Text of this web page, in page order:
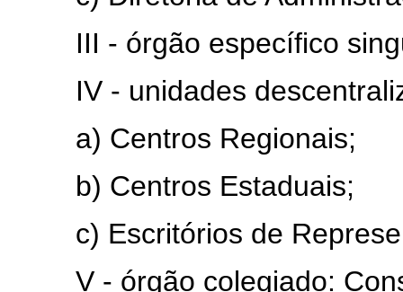
III - órgão específico
IV - unidades
a) Centros Regionais;
b) Centros Estaduais;
c) Escritórios de
V - órgão colegiado: